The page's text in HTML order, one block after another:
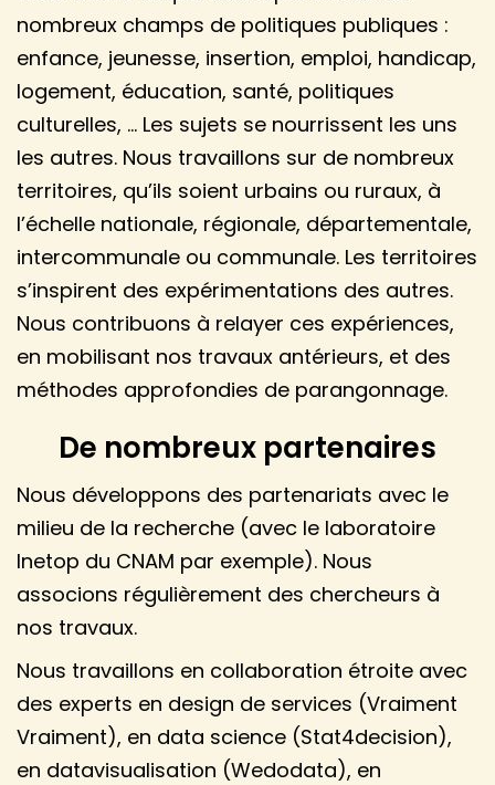
nombreux champs de politiques publiques :
enfance, jeunesse, insertion, emploi, handicap,
logement, éducation, santé, politiques
culturelles, … Les sujets se nourrissent les uns
les autres. Nous travaillons sur de nombreux
territoires, qu’ils soient urbains ou ruraux, à
l’échelle nationale, régionale, départementale,
intercommunale ou communale. Les territoires
s’inspirent des expérimentations des autres.
Nous contribuons à relayer ces expériences,
en mobilisant nos travaux antérieurs, et des
méthodes approfondies de parangonnage.
De nombreux partenaires
Nous développons des partenariats avec le
milieu de la recherche (avec le laboratoire
Inetop du CNAM par exemple). Nous
associons régulièrement des chercheurs à
nos travaux.
Nous travaillons en collaboration étroite avec
des experts en design de services (Vraiment
Vraiment), en data science (Stat4decision),
en datavisualisation (Wedodata), en